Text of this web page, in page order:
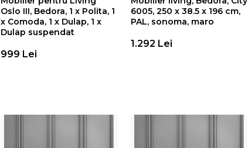
Oslo III, Bedora, 1 x Polita, 1
x Comoda, 1 x Dulap, 1 x
Dulap suspendat
999 Lei
6005, 250 x 38.5 x 196 cm,
PAL, sonoma, maro
1.292 Lei